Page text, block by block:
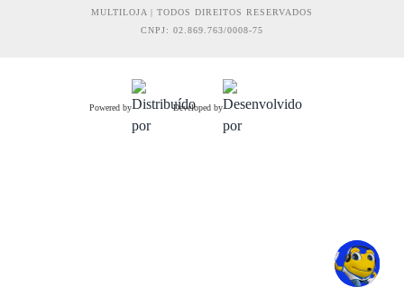
MULTILOJA | TODOS DIREITOS RESERVADOS
CNPJ: 02.869.763/0008-75
Powered by Developed by